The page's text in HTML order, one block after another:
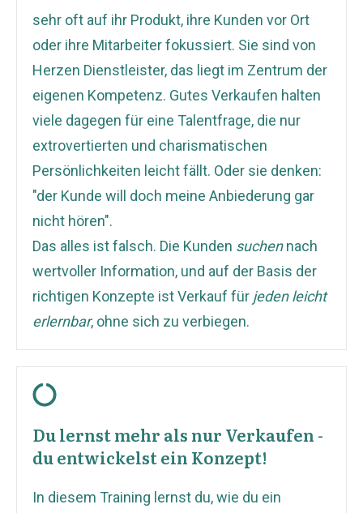
sehr oft auf ihr Produkt, ihre Kunden vor Ort
oder ihre Mitarbeiter fokussiert. Sie sind von
Herzen Dienstleister, das liegt im Zentrum der
eigenen Kompetenz. Gutes Verkaufen halten
viele dagegen für eine Talentfrage, die nur
extrovertierten und charismatischen
Persönlichkeiten leicht fällt. Oder sie denken:
"der Kunde will doch meine Anbiederung gar
nicht hören".
Das alles ist falsch. Die Kunden suchennach
wertvoller Information, und auf der Basis der
richtigen Konzepte ist Verkauf für jeden leicht
erlernbar, ohne sich zu verbiegen.
Du lernst mehr als nur Verkaufen -
du entwickelst ein Konzept!
In diesem Training lernst du, wie du ein